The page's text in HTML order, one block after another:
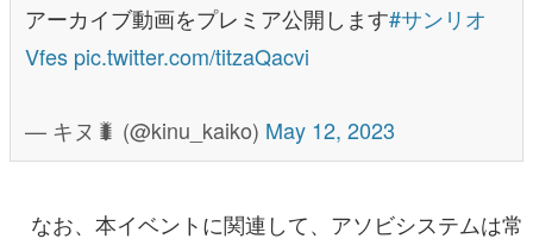
アーカイブ動画をプレミア公開します#サンリオ
Vfes pic.twitter.com/titzaQacvi
— キヌ🐛 (@kinu_kaiko) May 12, 2023
なお、本イベントに関連して、アソビシステムは常